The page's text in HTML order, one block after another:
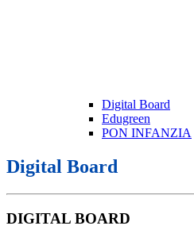
Digital Board
Edugreen
PON INFANZIA
Digital Board
DIGITAL BOARD